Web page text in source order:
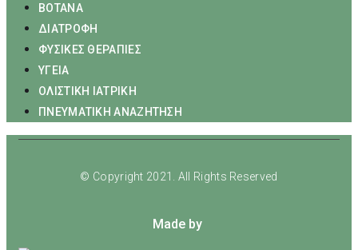
ΒΟΤΑΝΑ
ΔΙΑΤΡΟΦΗ
ΦΥΣΙΚΕΣ ΘΕΡΑΠΙΕΣ
ΥΓΕΙΑ
ΟΛΙΣΤΙΚΗ ΙΑΤΡΙΚΗ
ΠΝΕΥΜΑΤΙΚΗ ΑΝΑΖΗΤΗΣΗ
© Copyright 2021. All Rights Reserved
Made by